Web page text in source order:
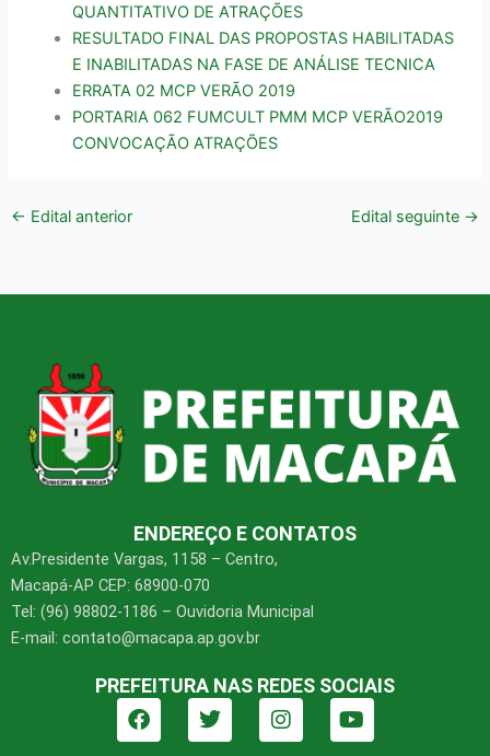
QUANTITATIVO DE ATRAÇÕES
RESULTADO FINAL DAS PROPOSTAS HABILITADAS
E INABILITADAS NA FASE DE ANÁLISE TECNICA
ERRATA 02 MCP VERÃO 2019
PORTARIA 062 FUMCULT PMM MCP VERÃO2019
CONVOCAÇÃO ATRAÇÕES
← Edital anterior Edital seguinte →
ENDEREÇO E CONTATOS
Av.Presidente Vargas, 1158 – Centro,
Macapá-AP CEP: 68900-070
Tel: (96) 98802-1186 – Ouvidoria Municipal
E-mail: contato@macapa.ap.gov.br
PREFEITURA NAS REDES SOCIAIS
F
a
T
w
I
n
Y
o